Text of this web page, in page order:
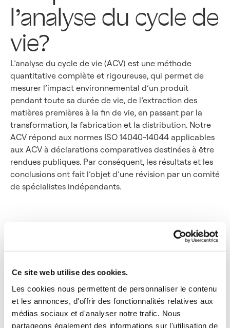
Ce site web utilise des cookies.
Les cookies nous permettent de personnaliser le contenu
et les annonces, d'offrir des fonctionnalités relatives aux
médias sociaux et d'analyser notre trafic. Nous
partageons également des informations sur l'utilisation de
l’analyse du cycle de
vie?
L’analyse du cycle de vie (ACV) est une méthode
quantitative complète et rigoureuse, qui permet de
mesurer l’impact environnemental d’un produit
pendant toute sa durée de vie, de l’extraction des
matières premières à la fin de vie, en passant par la
transformation, la fabrication et la distribution. Notre
ACV répond aux normes ISO 14040-14044 applicables
aux ACV à déclarations comparatives destinées à être
rendues publiques. Par conséquent, les résultats et les
conclusions ont fait l’objet d’une révision par un comité
de spécialistes indépendants.
Papiers
Chez Sustana, nous allons au-delà du recyclage pour
analyser les répercussions de toutes nos activités. Une